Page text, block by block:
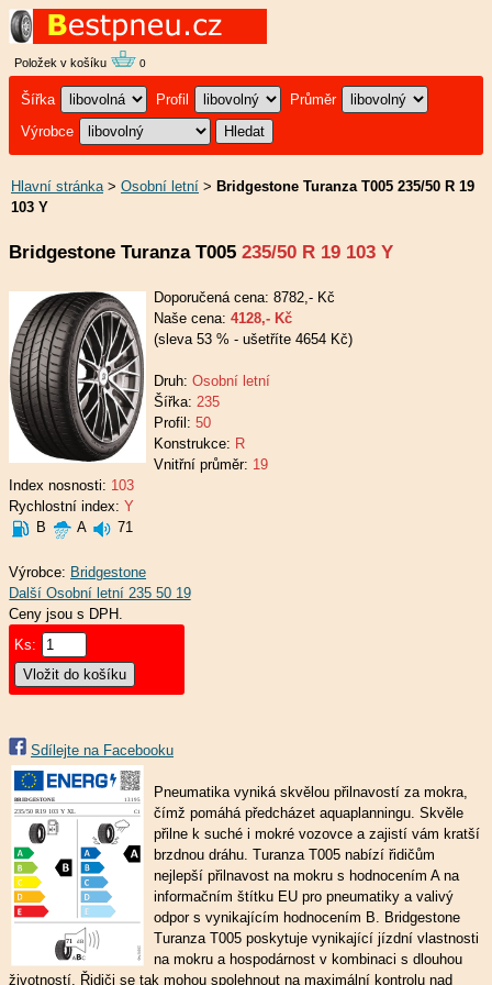
Položek v košíku 0
Šířka Profil
Průměr
Výrobce
Hlavní stránka> Osobní letní > Bridgestone Turanza T005 235/50 R 19
103 Y
Bridgestone Turanza T005 235/50 R 19 103 Y
Doporučená cena: 8782,- Kč
Naše cena: 4128,- Kč
(sleva 53 % - ušetříte 4654 Kč)
Druh: Osobní letní
Šířka: 235
Profil: 50
Konstrukce: R
Vnitřní průměr: 19
Index nosnosti: 103
Rychlostní index: Y
B
A 71
Výrobce: Bridgestone
Ceny jsou s DPH.
Ks:
Sdílejte na Facebooku
Pneumatika vyniká skvělou přilnavostí za mokra,
čímž pomáhá předcházet aquaplanningu. Skvěle
přilne k suché i mokré vozovce a zajistí vám kratší
brzdnou dráhu. Turanza T005 nabízí řidičům
nejlepší přilnavost na mokru s hodnocením A na
informačním štítku EU pro pneumatiky a valivý
odpor s vynikajícím hodnocením B. Bridgestone
Turanza T005 poskytuje vynikající jízdní vlastnosti
na mokru a hospodárnost v kombinaci s dlouhou
životností. Řidiči se tak mohou spolehnout na maximální kontrolu nad